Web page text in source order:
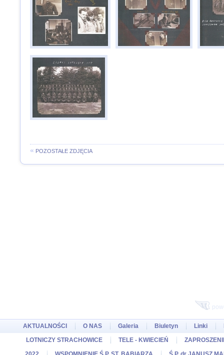
« POZOSTAŁE ZDJĘCIA
AKTUALNOŚCI O NAS Galeria Biuletyn Linki
LOTNICZY STRACHOWICE
TELE - KWIECIEŃ